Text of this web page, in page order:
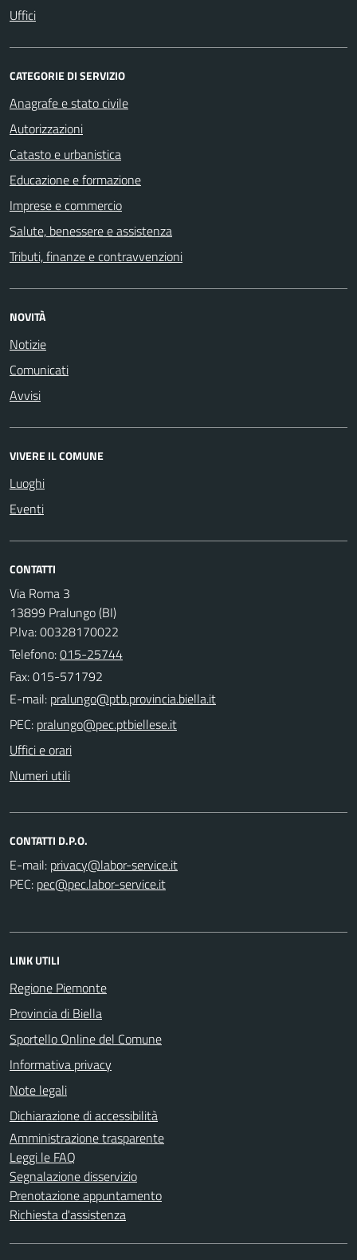
Uffici
CATEGORIE DI SERVIZIO
Anagrafe e stato civile
Autorizzazioni
Catasto e urbanistica
Educazione e formazione
Imprese e commercio
Salute, benessere e assistenza
Tributi, finanze e contravvenzioni
NOVITÀ
Notizie
Comunicati
Avvisi
VIVERE IL COMUNE
Luoghi
Eventi
CONTATTI
Via Roma 3
13899 Pralungo (BI)
P.Iva: 00328170022
Telefono:015-25744
Fax: 015-571792
E-mail:
PEC:
Uffici e orari
Numeri utili
CONTATTI D.P.O.
E-mail:
PEC:
LINK UTILI
Regione Piemonte
Provincia di Biella
Sportello Online del Comune
Informativa privacy
Note legali
Dichiarazione di accessibilità
Amministrazione trasparente
Leggi le FAQ
Segnalazione disservizio
Prenotazione appuntamento
Richiesta d'assistenza